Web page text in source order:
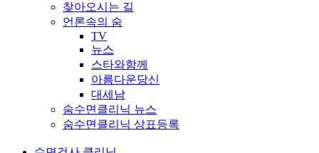
찾아오시는 길
언론속의 숨
TV
뉴스
스타와함께
아름다운당신
대세남
숨수면클리닉 뉴스
숨수면클리닉 상표등록